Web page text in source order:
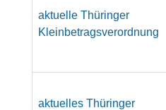
aktuelle Thüringer
Kleinbetragsverordnung
aktuelles Thüringer